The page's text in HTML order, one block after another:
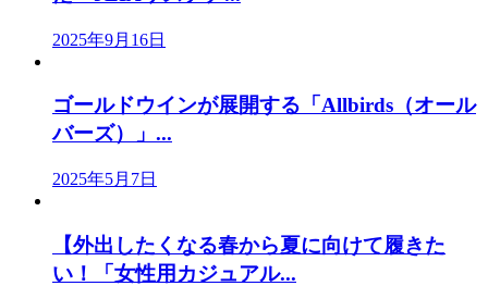
2025年9月16日
ゴールドウインが展開する「Allbirds（オール
バーズ）」...
2025年5月7日
【外出したくなる春から夏に向けて履きた
い！「女性用カジュアル...